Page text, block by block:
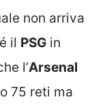
non arriva
il PSG in
l’Arsenal
75 reti ma